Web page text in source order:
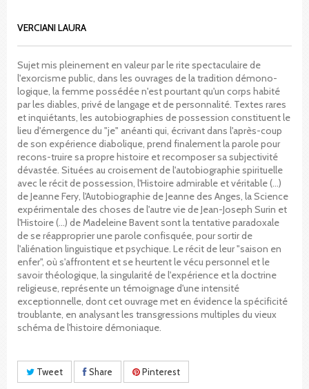
VERCIANI LAURA
Sujet mis pleinement en valeur par le rite spectaculaire de
l'exorcisme public, dans les ouvrages de la tradition démono-
logique, la femme possédée n'est pourtant qu'un corps habité
par les diables, privé de langage et de personnalité. Textes rares
et inquiétants, les autobiographies de possession constituent le
lieu d'émergence du "je" anéanti qui, écrivant dans l'après-coup
de son expérience diabolique, prend finalement la parole pour
recons-truire sa propre histoire et recomposer sa subjectivité
dévastée. Situées au croisement de l'autobiographie spirituelle
avec le récit de possession, l'Histoire admirable et véritable (…)
de Jeanne Fery, l'Autobiographie de Jeanne des Anges, la Science
expérimentale des choses de l'autre vie de Jean-Joseph Surin et
l'Histoire (…) de Madeleine Bavent sont la tentative paradoxale
de se réapproprier une parole confisquée, pour sortir de
l'aliénation linguistique et psychique. Le récit de leur "saison en
enfer", où s'affrontent et se heurtent le vécu personnel et le
savoir théologique, la singularité de l'expérience et la doctrine
religieuse, représente un témoignage d'une intensité
exceptionnelle, dont cet ouvrage met en évidence la spécificité
troublante, en analysant les transgressions multiples du vieux
schéma de l'histoire démoniaque.
Tweet Share Pinterest